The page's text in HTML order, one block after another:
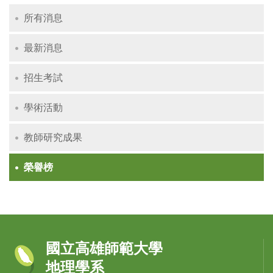
所有消息
最新消息
招生考試
學術活動
教師研究成果
榮譽榜
國立高雄師範大學
地理學系